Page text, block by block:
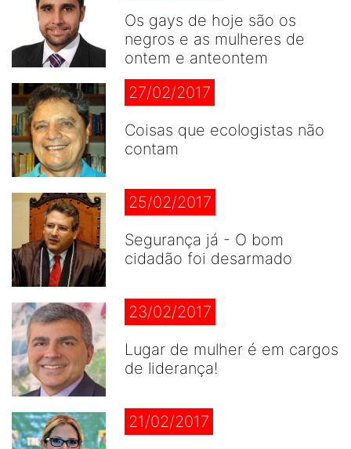
Os gays de hoje são os
negros e as mulheres de
ontem e anteontem
27/02/2017
Coisas que ecologistas não
contam
25/02/2017
Segurança já - O bom
cidadão foi desarmado
23/02/2017
Lugar de mulher é em cargos
de liderança!
21/02/2017